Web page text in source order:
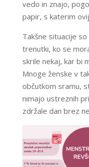
vedo in znajo,
papir, s katerim
Takšne situacije
trenutki, ko se
skrile nekaj, kar bi
Mnoge ženske v
občutkom sramu,
nimajo ustreznih
zdržale dan brez